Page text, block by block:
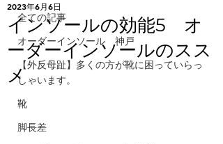
全ての記事
オーダーインソール 神戸
【外反母趾】多くの方が靴に困っていらっ
しゃいます。
靴
脚長差
インソールの効能5 オ
ーダーインソールのスス
メ
2023年6月6日